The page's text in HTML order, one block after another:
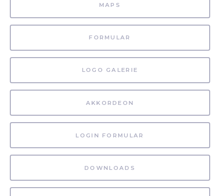
MAPS
FORMULAR
LOGO GALERIE
AKKORDEON
LOGIN FORMULAR
DOWNLOADS